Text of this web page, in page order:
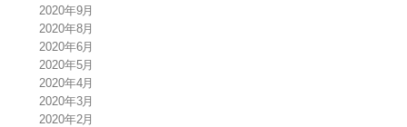
2020年9月
2020年8月
2020年6月
2020年5月
2020年4月
2020年3月
2020年2月